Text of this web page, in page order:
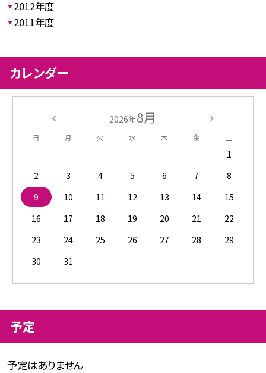
2012年度
2011年度
カレンダー
2026年8月
日 月 火 水 木 金 土
1
2
3 4 5 6 7
8
9
10 11 12 13 14
15
16
17 18 19 20 21
22
23
24 25 26 27 28
29
30
31
予定
予定はありません